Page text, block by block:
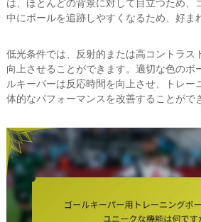
は、ほとんどの背景に対して目立つため、
中にボールを追跡しやすくなるため、好ま
低光条件では、反射的または高コントラス
向上させることができます。適切な色のボ
ルキーパーは反応時間を向上させ、トレー
体的なパフォーマンスを改善することがで